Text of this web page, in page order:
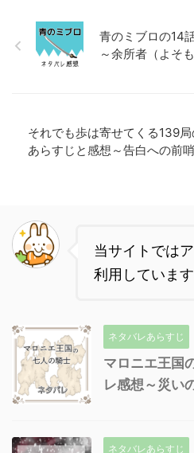
青のミブロの14
～余所者（よそも
それでも歩は寄せてくる139
あらすじと感想～告白への前
当サイトでは
利用しています
ネタバレあらすじ
マロニエ王国
レ感想～災い
ネタバレあらすじ